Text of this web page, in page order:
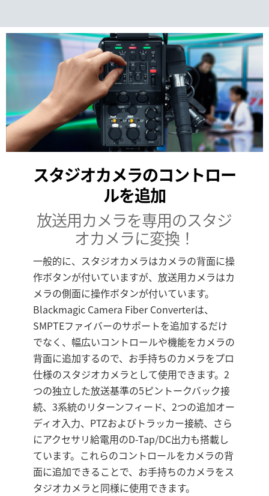
スタジオカメラのコントロー
ルを追加
放送用カメラを専用のスタジ
オカメラに変換！
一般的に、スタジオカメラはカメラの背面に操
作ボタンが付いていますが、放送用カメラはカ
メラの側面に操作ボタンが付いています。
Blackmagic Camera Fiber Converterは、
SMPTEファイバーのサポートを追加するだけ
でなく、幅広いコントロールや機能をカメラの
背面に追加するので、お手持ちのカメラをプロ
仕様のスタジオカメラとして使用できます。2
つの独立した放送基準の5ピントークバック接
続、3系統のリターンフィード、2つの追加オー
ディオ入力、PTZおよびトラッカー接続、さら
にアクセサリ給電用のD-Tap/DC出力も搭載し
ています。これらのコントロールをカメラの背
面に追加できることで、お手持ちのカメラをス
タジオカメラと同様に使用できます。